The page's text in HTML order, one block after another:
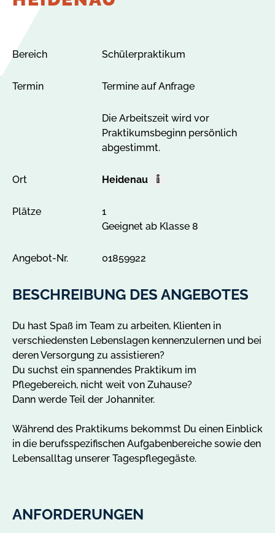
Bereich Schülerpraktikum
Termin Termine auf Anfrage
Die Arbeitszeit wird vor
Praktikumsbeginn persönlich
abgestimmt.
Ort Heidenau
A
A
n
e
b
t
e
H
e
i
Plätze
1
Geeignet ab Klasse 8
Angebot-Nr. 01859922
BESCHREIBUNG DES ANGEBOTES
Du hast Spaß im Team zu arbeiten, Klienten in
verschiedensten Lebenslagen kennenzulernen und bei
deren Versorgung zu assistieren?
Du suchst ein spannendes Praktikum im
Pflegebereich, nicht weit von Zuhause?
Dann werde Teil der Johanniter.
Während des Praktikums bekommst Du einen Einblick
in die berufsspezifischen Aufgabenbereiche sowie den
Lebensalltag unserer Tagespflegegäste.
ANFORDERUNGEN